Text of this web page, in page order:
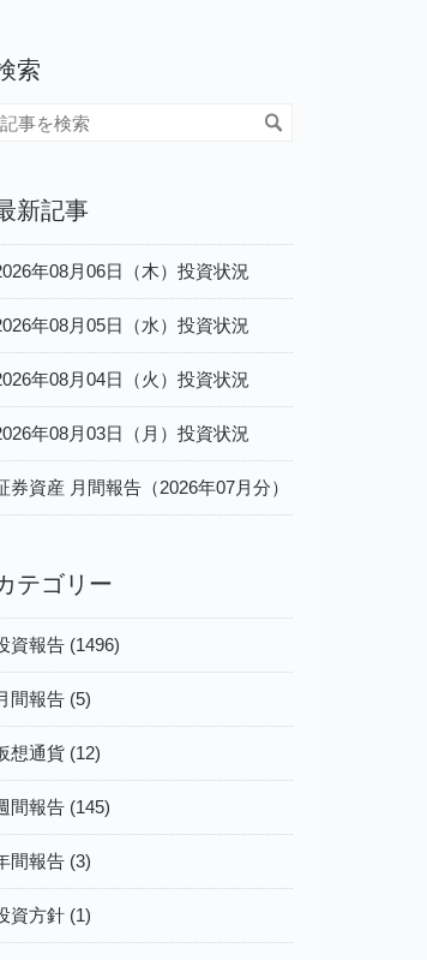
索
新記事
年08月06日（木）投資状況
年08月05日（水）投資状況
年08月04日（火）投資状況
年08月03日（月）投資状況
券資産 月間報告（2026年07月分）
テゴリー
資報告 (1496)
間報告 (5)
想通貨 (12)
間報告 (145)
間報告 (3)
資方針 (1)